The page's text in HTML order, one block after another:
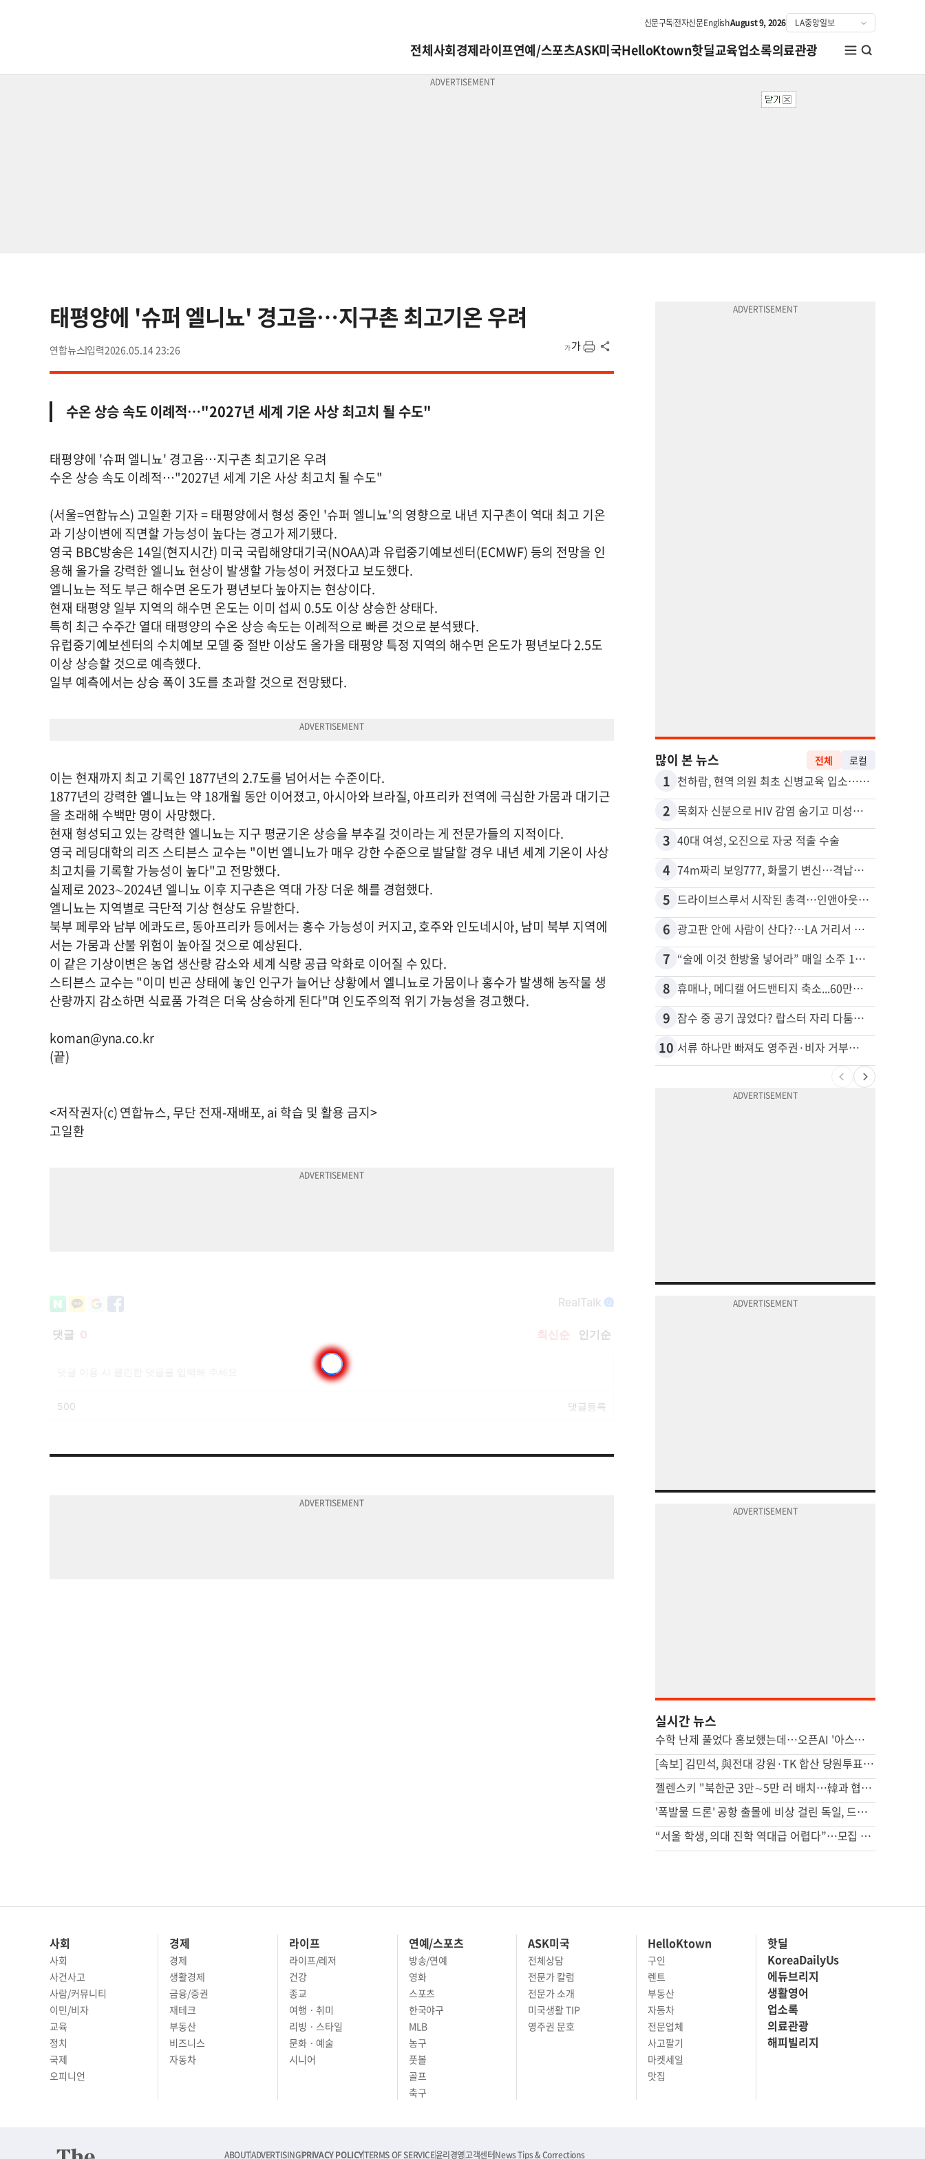
신문구독전자신문EnglishAugust 9, 2026
전체사회경제라이프연예/스포츠ASK미국HelloKtown핫딜교육업소록의료관광
태평양에 '슈퍼 엘니뇨' 경고음…지구촌 최고기온 우려
연합뉴스 2026.05.14 23:26
수온 상승 속도 이례적…"2027년 세계 기온 사상 최고치 될 수도"
태평양에 '슈퍼 엘니뇨' 경고음…지구촌 최고기온 우려
수온 상승 속도 이례적…"2027년 세계 기온 사상 최고치 될 수도"
(서울=연합뉴스) 고일환 기자 = 태평양에서 형성 중인 '슈퍼 엘니뇨'의 영향으로 내년 지구촌이 역대 최고 기온
과 기상이변에 직면할 가능성이 높다는 경고가 제기됐다.
영국 BBC방송은 14일(현지시간) 미국 국립해양대기국(NOAA)과 유럽중기예보센터(ECMWF) 등의 전망을 인
용해 올가을 강력한 엘니뇨 현상이 발생할 가능성이 커졌다고 보도했다.
엘니뇨는 적도 부근 해수면 온도가 평년보다 높아지는 현상이다.
현재 태평양 일부 지역의 해수면 온도는 이미 섭씨 0.5도 이상 상승한 상태다.
특히 최근 수주간 열대 태평양의 수온 상승 속도는 이례적으로 빠른 것으로 분석됐다.
유럽중기예보센터의 수치예보 모델 중 절반 이상도 올가을 태평양 특정 지역의 해수면 온도가 평년보다 2.5도
이상 상승할 것으로 예측했다.
일부 예측에서는 상승 폭이 3도를 초과할 것으로 전망됐다.
이는 현재까지 최고 기록인 1877년의 2.7도를 넘어서는 수준이다.
1877년의 강력한 엘니뇨는 약 18개월 동안 이어졌고, 아시아와 브라질, 아프리카 전역에 극심한 가뭄과 대기근
을 초래해 수백만 명이 사망했다.
현재 형성되고 있는 강력한 엘니뇨는 지구 평균기온 상승을 부추길 것이라는 게 전문가들의 지적이다.
영국 레딩대학의 리즈 스티븐스 교수는 "이번 엘니뇨가 매우 강한 수준으로 발달할 경우 내년 세계 기온이 사상
최고치를 기록할 가능성이 높다"고 전망했다.
실제로 2023∼2024년 엘니뇨 이후 지구촌은 역대 가장 더운 해를 경험했다.
엘니뇨는 지역별로 극단적 기상 현상도 유발한다.
북부 페루와 남부 에콰도르, 동아프리카 등에서는 홍수 가능성이 커지고, 호주와 인도네시아, 남미 북부 지역에
서는 가뭄과 산불 위험이 높아질 것으로 예상된다.
이 같은 기상이변은 농업 생산량 감소와 세계 식량 공급 악화로 이어질 수 있다.
스티븐스 교수는 "이미 빈곤 상태에 놓인 인구가 늘어난 상황에서 엘니뇨로 가뭄이나 홍수가 발생해 농작물 생
산량까지 감소하면 식료품 가격은 더욱 상승하게 된다"며 인도주의적 위기 가능성을 경고했다.
koman@yna.co.kr
(끝)
<저작권자(c) 연합뉴스, 무단 전재-재배포, ai 학습 및 활용 금지>
고일환
많이 본 뉴스 전체 로컬
1 천하람, 현역 의원 최초 신병교육 입소…논산서 2박3일 생활
2 목회자 신분으로 HIV 감염 숨기고 미성년자와 성관계
3 40대 여성, 오진으로 자궁 적출 수술
4 74m짜리 보잉777, 화물기 변신…격납고서 ‘보물’ 찾는 인천공항
5 드라이브스루서 시작된 총격…인앤아웃 참사 영상 공개
6 광고판 안에 사람이 산다?…LA 거리서 화제
7 “술에 이것 한방울 넣어라” 매일 소주 1병 까는 91세의 철칙
8 휴매나, 메디캘 어드밴티지 축소...60만명 플랜 상실 위기
9 잠수 중 공기 끊었다? 랍스터 자리 다툼이 살인미수 사건으로
10 서류 하나만 빠져도 영주권·비자 거부…심사관 재량권 대폭 확대
실시간 뉴스
수학 난제 풀었다 홍보했는데…오픈AI '아스트라' 개발 보류 발표, 왜[팩플]
[속보] 김민석, 與전대 강원·TK 합산 당원투표서 승리
젤렌스키 "북한군 3만∼5만 러 배치…韓과 협력 위해 접촉 중"
'폭발물 드론' 공항 출몰에 비상 걸린 독일, 드론 연구 확대
“서울 학생, 의대 진학 역대급 어렵다”…모집 인원 첫 50% 미만
사회
사회
사건사고
사람/커뮤니티
이민/비자
교육
정치
국제
오피니언
경제
경제
생활경제
금융/증권
재테크
부동산
비즈니스
자동차
라이프
라이프/레저
건강
종교
여행 · 취미
리빙 · 스타일
문화 · 예술
시니어
연예/스포츠
방송/연예
영화
스포츠
한국야구
MLB
농구
풋볼
골프
축구
ASK미국
전체상담
전문가 칼럼
전문가 소개
미국생활 TIP
영주권 문호
HelloKtown
구인
렌트
부동산
자동차
전문업체
사고팔기
마켓세일
맛집
핫딜
KoreaDailyUs
에듀브리지
생활영어
업소록
의료관광
해피빌리지
ABOUTADVERTISINGPRIVACY POLICYTERMS OF SERVICE윤리경영고객센터News Tips & Corrections